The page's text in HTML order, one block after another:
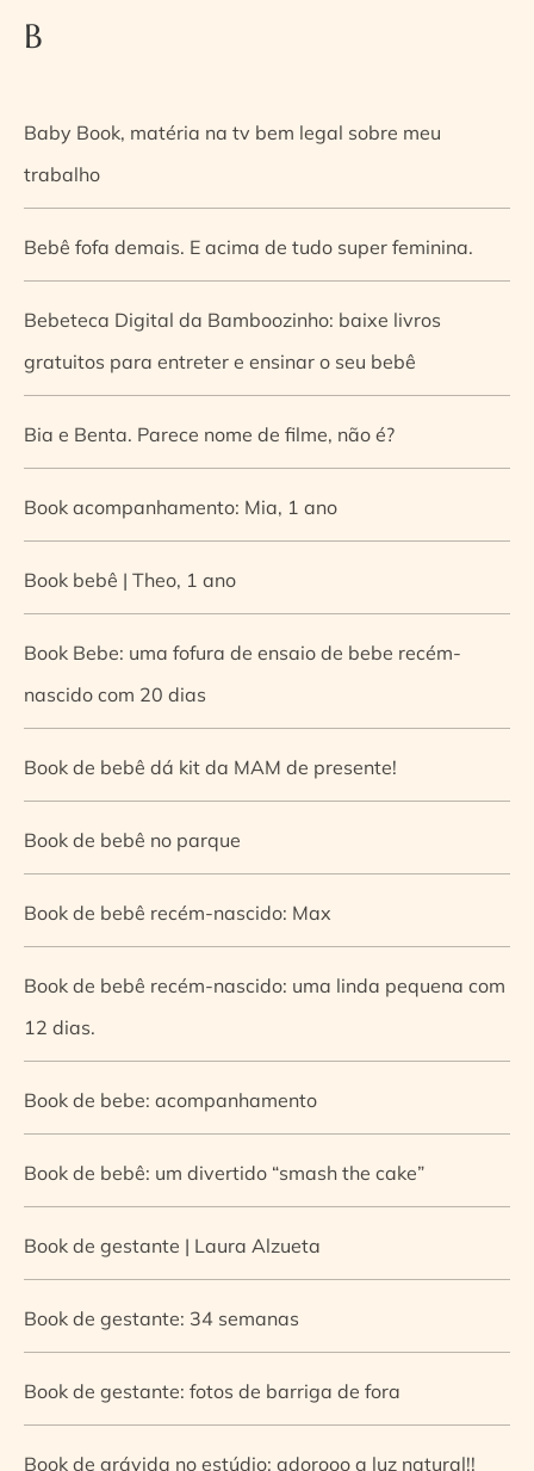
B
Baby Book, matéria na tv bem legal sobre meu
trabalho
Bebê fofa demais. E acima de tudo super feminina.
Bebeteca Digital da Bamboozinho: baixe livros
gratuitos para entreter e ensinar o seu bebê
Bia e Benta. Parece nome de filme, não é?
Book acompanhamento: Mia, 1 ano
Book bebê | Theo, 1 ano
Book Bebe: uma fofura de ensaio de bebe recém-
nascido com 20 dias
Book de bebê dá kit da MAM de presente!
Book de bebê no parque
Book de bebê recém-nascido: Max
Book de bebê recém-nascido: uma linda pequena com
12 dias.
Book de bebe: acompanhamento
Book de bebê: um divertido “smash the cake”
Book de gestante | Laura Alzueta
Book de gestante: 34 semanas
Book de gestante: fotos de barriga de fora
Book de grávida no estúdio: adorooo a luz natural!!